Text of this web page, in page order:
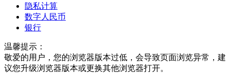
隐私计算
数字人民币
银行
温馨提示：
敬爱的用户，您的浏览器版本过低，会导致页面浏览异常，建
议您升级浏览器版本或更换其他浏览器打开。